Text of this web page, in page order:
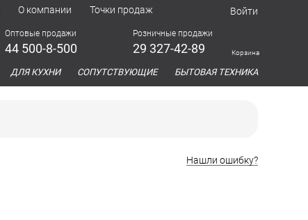
О компании Точки продаж Войти
Оптовые продажи
44 500-8-500
Розничные продажи
29 327-42-89 Корзина
ДЛЯ КУХНИ СОПУТСТВУЮЩИЕ БЫТОВАЯ ТЕХНИКА
Нашли ошибку?